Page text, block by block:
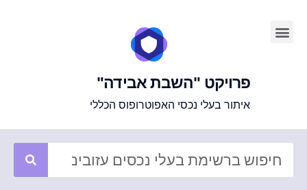
פרויקט "השבת אבידה"
איתור בעלי נכסי האפוטרופוס הכללי